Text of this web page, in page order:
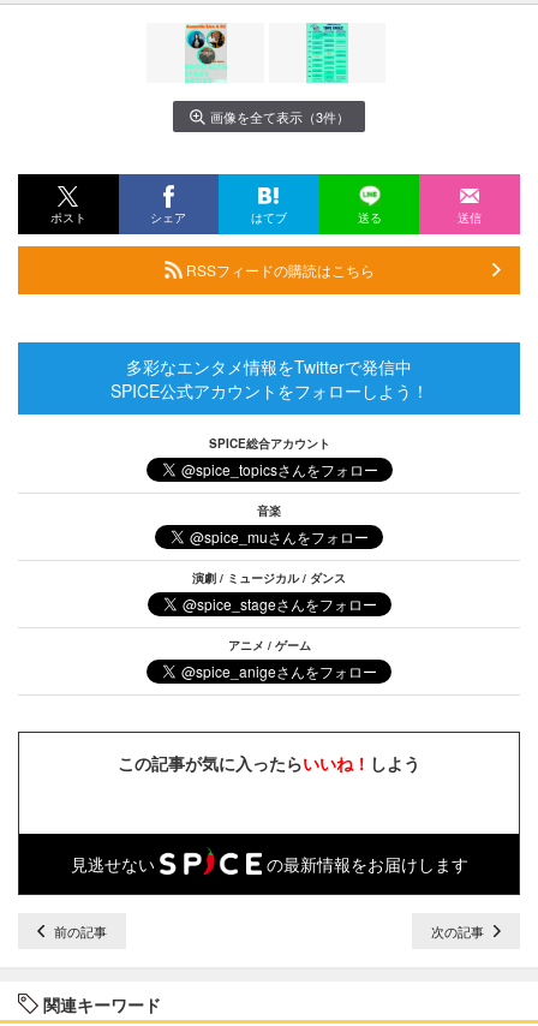
画像を全て表示（3件）
ポスト シェア はてブ 送る 送信
RSSフィードの購読はこちら
多彩なエンタメ情報をTwitterで発信中
SPICE公式アカウントをフォローしよう！
SPICE総合アカウント
音楽
演劇 / ミュージカル / ダンス
アニメ / ゲーム
この記事が気に入ったらいいね！ しよう
見逃せない の最新情報をお届けします
前の記事 次の記事
関連キーワード